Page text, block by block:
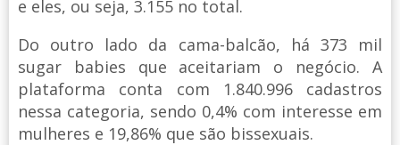
e eles, ou seja, 3.155 no total.
Do outro lado da cama-balcão, há 373 mil
sugar babies que aceitariam o negócio. A
plataforma conta com 1.840.996 cadastros
nessa categoria, sendo 0,4% com interesse em
mulheres e 19,86% que são bissexuais.